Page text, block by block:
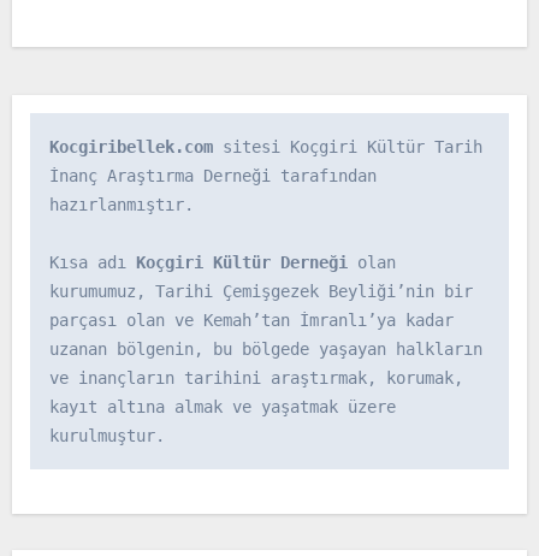
Kocgiribellek.com sitesi Koçgiri Kültür Tarih
İnanç Araştırma Derneği tarafından
hazırlanmıştır.
Kısa adı Koçgiri Kültür Derneği olan
kurumumuz, Tarihi Çemişgezek Beyliği’nin bir
parçası olan ve Kemah’tan İmranlı’ya kadar
uzanan bölgenin, bu bölgede yaşayan halkların
ve inançların tarihini araştırmak, korumak,
kayıt altına almak ve yaşatmak üzere
kurulmuştur.